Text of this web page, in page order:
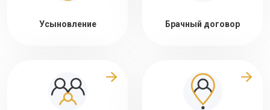
Усыновление Брачный договор